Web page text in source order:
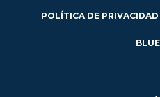
POLÍTICA DE